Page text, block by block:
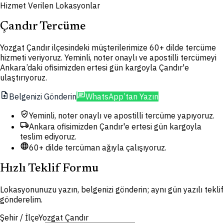
Hizmet Verilen Lokasyonlar
Çandır Tercüme
Yozgat Çandır ilçesindeki müşterilerimize 60+ dilde tercüme
hizmeti veriyoruz. Yeminli, noter onaylı ve apostilli tercümeyi
Ankara’daki ofisimizden ertesi gün kargoyla Çandır'e
ulaştırıyoruz.
upload_file Belgenizi GönderinchatWhatsApp’tan Yazın
verified_userYeminli, noter onaylı ve apostilli tercüme yapıyoruz.
local_shippingAnkara ofisimizden Çandır'e ertesi gün kargoyla
teslim ediyoruz.
language60+ dilde tercüman ağıyla çalışıyoruz.
Hızlı Teklif Formu
Lokasyonunuzu yazın, belgenizi gönderin; aynı gün yazılı teklif
gönderelim.
Şehir / İlçeYozgat Çandır